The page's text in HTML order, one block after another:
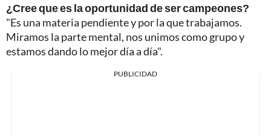
¿Cree que es la oportunidad de ser campeones?
"Es una materia pendiente y por la que trabajamos.
Miramos la parte mental, nos unimos como grupo y
estamos dando lo mejor día a día".
PUBLICIDAD